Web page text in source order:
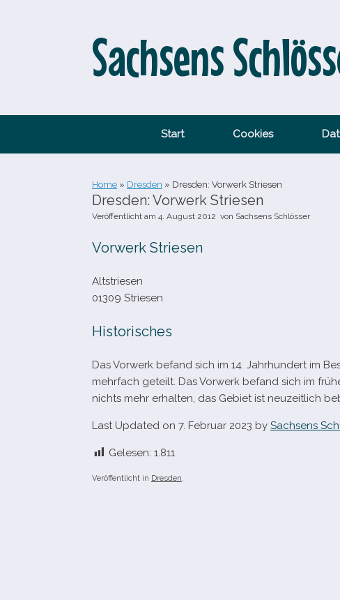
Sachsens
Start Cookies
Home » Dresden » Dresden: Vorwerk Striesen
Dresden: Vorwerk Striesen
Veröffentlicht am 4. August 2012 von Sachsens Schlösser
Vorwerk Striesen
Altstriesen
01309 Striesen
Historisches
Das Vorwerk befand sich im 14. Jahrhundert im
mehr­fach geteilt. Das Vorwerk befand sich im
nichts mehr erhal­ten, das Gebiet ist neu­zeit­lich
Last Updated on 7. Februar 2023 by Sachsens
Gelesen: 1.811
Veröffentlicht in Dresden